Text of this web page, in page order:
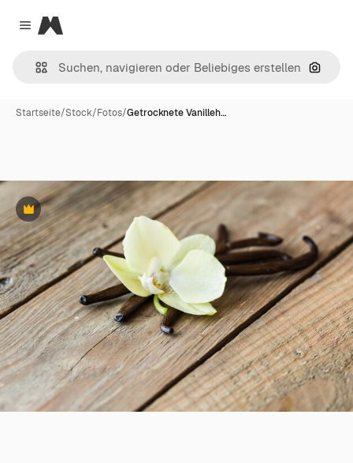
Close menu
Magnific
Nach
Startseite/Stock/Fotos/Getrocknete Vanilleh…
Premium